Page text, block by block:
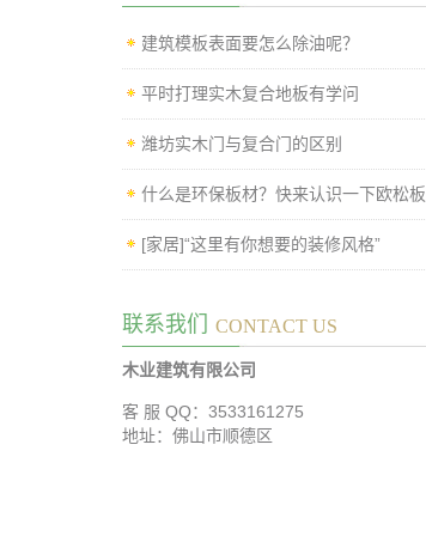
建筑模板表面要怎么除油呢？
平时打理实木复合地板有学问
潍坊实木门与复合门的区别
什么是环保板材？快来认识一下欧松板
[家居]“这里有你想要的装修风格”
联系我们 CONTACT US
木业建筑有限公司
客 服 QQ：3533161275
地址：佛山市顺德区